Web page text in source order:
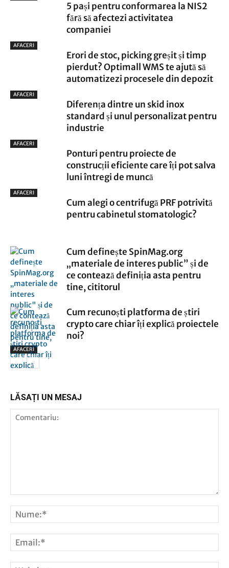
5 pași pentru conformarea la NIS2
fără să afectezi activitatea
companiei
AFACERI
Erori de stoc, picking greșit și timp
pierdut? Optimall WMS te ajută să
automatizezi procesele din depozit
AFACERI
Diferența dintre un skid inox
standard și unul personalizat pentru
industrie
AFACERI
Ponturi pentru proiecte de
construcții eficiente care îți pot salva
luni întregi de muncă
AFACERI
Cum alegi o centrifugă PRF potrivită
pentru cabinetul stomatologic?
AFACERI
Cum definește SpinMag.org
„materiale de interes public” și de
ce contează definiția asta pentru
tine, cititorul
Cum recunoști platforma de știri
crypto care chiar îți explică proiectele
noi?
LĂSAȚI UN MESAJ